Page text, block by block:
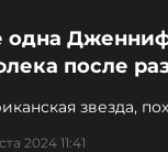
одна
после
звезда,
2024 11:41